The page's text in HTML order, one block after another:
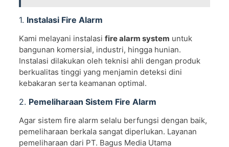
1. Instalasi Fire Alarm
Kami melayani instalasi fire alarm system untuk
bangunan komersial, industri, hingga hunian.
Instalasi dilakukan oleh teknisi ahli dengan produk
berkualitas tinggi yang menjamin deteksi dini
kebakaran serta keamanan optimal.
2. Pemeliharaan Sistem Fire Alarm
Agar sistem fire alarm selalu berfungsi dengan baik,
pemeliharaan berkala sangat diperlukan. Layanan
pemeliharaan dari PT. Bagus Media Utama